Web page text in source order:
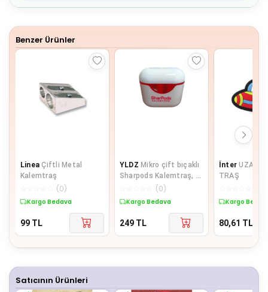
8
Benzer Ürünler
Linea Çiftli Metal
Kalemtraş
(0)
Kargo Bedava
99 TL
YLDZ Mikro çift bıçaklı
Sharpods Kalemtraş, 4
farklı renk seçeneği
(0)
Kargo Bedava
249 TL
İnter UZAY
TRAŞ
Kargo
80,61 TL
Satıcının Ürünleri